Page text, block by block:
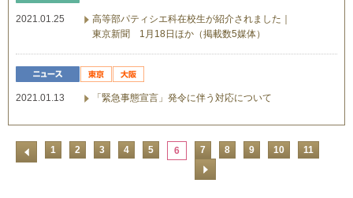
2021.01.25
高等部パティシエ科在校生が紹介されました｜
東京新聞 1月18日ほか（掲載数5媒体）
2021.01.13 「緊急事態宣言」発令に伴う対応について
1 2 3 4 5 6 7 8 9 10 11